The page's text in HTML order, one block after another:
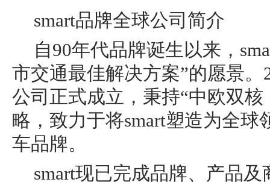
smart品牌全球公司简介
自90年代品牌诞生以来，
市交通最佳解决方案”的愿景。
公司正式成立，秉持“中欧双
略，致力于将smart塑造为全球
车品牌。
smart现已完成品牌、产品